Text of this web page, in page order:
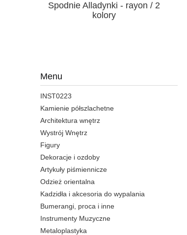
Spodnie Alladynki - rayon / 2
kolory
Menu
INST0223
Kamienie półszlachetne
Architektura wnętrz
Wystrój Wnętrz
Figury
Dekoracje i ozdoby
Artykuły piśmiennicze
Odzież orientalna
Kadzidła i akcesoria do wypalania
Bumerangi, proca i inne
Instrumenty Muzyczne
Metaloplastyka